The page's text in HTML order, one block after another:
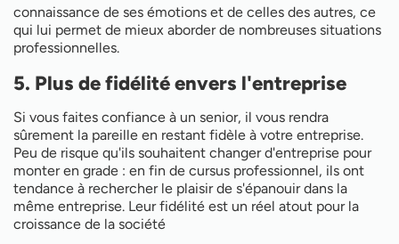
connaissance de ses émotions et de celles des autres, ce
qui lui permet de mieux aborder de nombreuses situations
professionnelles.
5. Plus de fidélité envers l'entreprise
Si vous faites confiance à un senior, il vous rendra
sûrement la pareille en restant fidèle à votre entreprise.
Peu de risque qu'ils souhaitent changer d'entreprise pour
monter en grade : en fin de cursus professionnel, ils ont
tendance à rechercher le plaisir de s'épanouir dans la
même entreprise. Leur fidélité est un réel atout pour la
croissance de la société